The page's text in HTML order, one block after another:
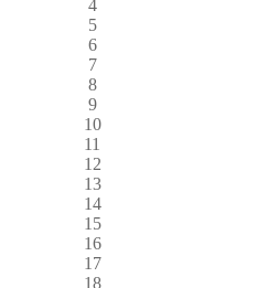
4
5
6
7
8
9
10
11
12
13
14
15
16
17
18